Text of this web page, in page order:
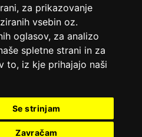
za prikazovanje
vsebin oz.
oglasov, za analizo
spletne strani in za
to, iz kje prihajajo naši
Se strinjam
Zavračam
spletne strani